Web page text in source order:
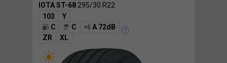
IOTA ST-68 295/30 R22
103
Y
C
C
A 72dB
ZR
XL